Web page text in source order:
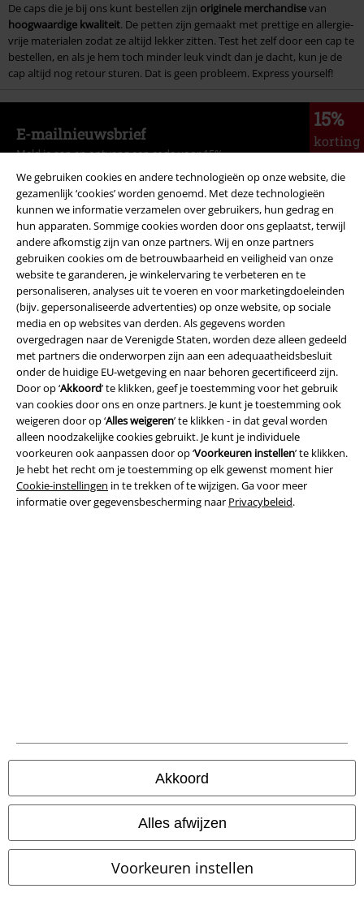
We gebruiken cookies en andere technologieën op onze website, die
gezamenlijk ‘cookies’ worden genoemd. Met deze technologieën
kunnen we informatie verzamelen over gebruikers, hun gedrag en
hun apparaten. Sommige cookies worden door ons geplaatst, terwijl
andere afkomstig zijn van onze partners. Wij en onze partners
gebruiken cookies om de betrouwbaarheid en veiligheid van onze
website te garanderen, je winkelervaring te verbeteren en te
personaliseren, analyses uit te voeren en voor marketingdoeleinden
(bijv. gepersonaliseerde advertenties) op onze website, op sociale
media en op websites van derden. Als gegevens worden
overgedragen naar de Verenigde Staten, worden deze alleen gedeeld
met partners die onderworpen zijn aan een adequaatheidsbesluit
onder de huidige EU-wetgeving en naar behoren gecertificeerd zijn.
Door op ‘Akkoord’ te klikken, geef je toestemming voor het gebruik
van cookies door ons en onze partners. Je kunt je toestemming ook
weigeren door op ‘Alles weigeren’ te klikken - in dat geval worden
alleen noodzakelijke cookies gebruikt. Je kunt je individuele
voorkeuren ook aanpassen door op ‘Voorkeuren instellen’ te klikken.
Je hebt het recht om je toestemming op elk gewenst moment hier
Cookie-instellingen in te trekken of te wijzigen. Ga voor meer
informatie over gegevensbescherming naar Privacybeleid.
Akkoord
Alles afwijzen
Voorkeuren instellen
De caps die je bij ons kunt bestellen zijn originele merchandisevan
hoogwaardige kwaliteit. De petten zijn gemaakt met prettige en allergie-
vrije materialen zodat ze altijd lekker zitten. Test het zelf door een cap te
bestellen, en als je hem toch minder leuk vindt dan je dacht, kun je de
cap altijd nog retour sturen. Dat is geen probleem. Express yourself!
15%
korting
E-mailnieuwsbrief
Meld je aan en ontvang een code voor 15%
korting!
Meer info
Ik geef hierbij toestemming om de Large-nieuwsbrief te ontvangen en ga
ermee akkoord dat Large Popmerchandising B.V. mijn persoonsgegevens
verwerkt om mij regelmatig te informeren over producten. Mijn
persoonsgegevens worden verwerkt in overeenstemming met de
bepalingen van hetPrivacybeleid. Ik kan mijn toestemming te allen tijde
intrekken, bijvoorbeeld door op de ‘afmelden’-link te klikken.
Hier kan ik me afmelden voor de nieuwsbrief.
Aanmelden
*Geldig voor 4 weken. Alleen online inwisselbaar. Kan niet worden
gebruikt in combinatie met andere promotiecodes. Na het invoeren van
de code wordt de korting automatisch verrekend in je winkelmandje. Niet
geldig op boeken, media, cadeaubonnen, Rammstein, (Till) Lindemann,
Die Ärzte, Die Toten Hosen, Feine Sahne Fischfilet, Broilers, Böhse
Onkelz en artikelen die bijdragen aan een goed doel.
Service, catalogus, prijsvragen etc.
Veelgestelde vragen
Retourvoorwaarden
Retourneer item